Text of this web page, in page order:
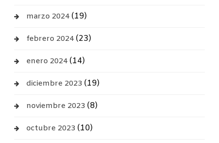
marzo 2024(19)
febrero 2024(23)
enero 2024(14)
diciembre 2023 (19)
noviembre 2023 (8)
octubre 2023 (10)